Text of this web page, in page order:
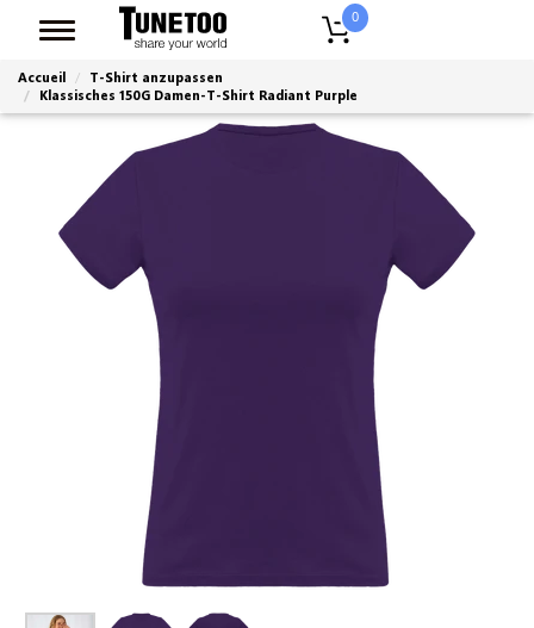
0
Accueil
T-Shirt anzupassen
Klassisches 150G Damen-T-Shirt Radiant Purple